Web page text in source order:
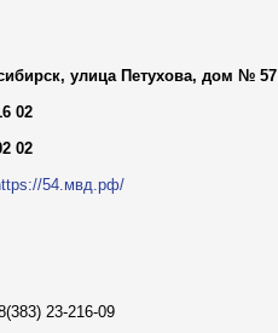
улица Петухова, дом № 57
02
02
54.мвд.рф/
23-216-09